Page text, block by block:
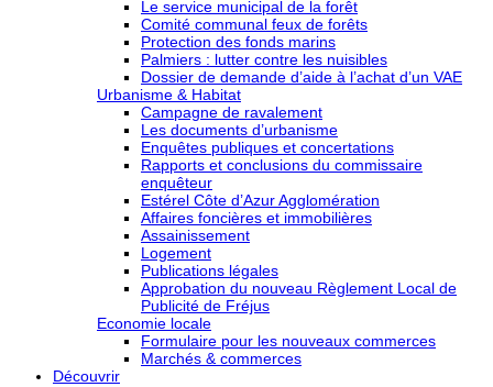
Le service municipal de la forêt
Comité communal feux de forêts
Protection des fonds marins
Palmiers : lutter contre les nuisibles
Dossier de demande d’aide à l’achat d’un VAE
Urbanisme & Habitat
Campagne de ravalement
Les documents d’urbanisme
Enquêtes publiques et concertations
Rapports et conclusions du commissaire
enquêteur
Estérel Côte d’Azur Agglomération
Affaires foncières et immobilières
Assainissement
Logement
Publications légales
Approbation du nouveau Règlement Local de
Publicité de Fréjus
Economie locale
Formulaire pour les nouveaux commerces
Marchés & commerces
Découvrir